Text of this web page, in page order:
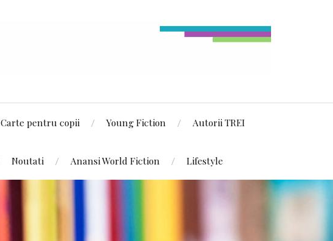
Carte pentru copii Young Fiction Autorii TREI
Noutati Anansi World Fiction Lifestyle